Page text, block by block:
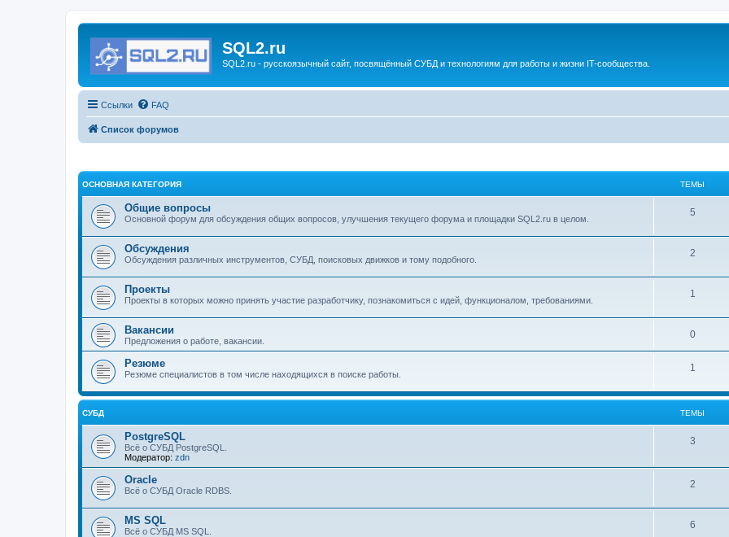
SQL2.ru
SQL2.ru - русскоязычный сайт, посвящённый СУБД и технологиям для работы и жизни IT-сообщества.
Ссылки FAQ
Список форумов
ОСНОВНАЯ КАТЕГОРИЯ ТЕМЫ
Общие вопросы
Основной форум для обсуждения общих вопросов, улучшения текущего форума и площадки SQL2.ru в целом.
5
Обсуждения
Обсуждения различных инструментов, СУБД, поисковых движков и тому подобного.
2
Проекты
Проекты в которых можно принять участие разработчику, познакомиться с идей, функционалом, требованиями.
1
Вакансии
Предложения о работе, вакансии.
0
Резюме
Резюме специалистов в том числе находящихся в поиске работы.
1
СУБД ТЕМЫ
PostgreSQL
Всё о СУБД PostgreSQL.
Модератор: zdn
3
Oracle
Всё о СУБД Oracle RDBS.
2
MS SQL
Всё о СУБД MS SQL.
6